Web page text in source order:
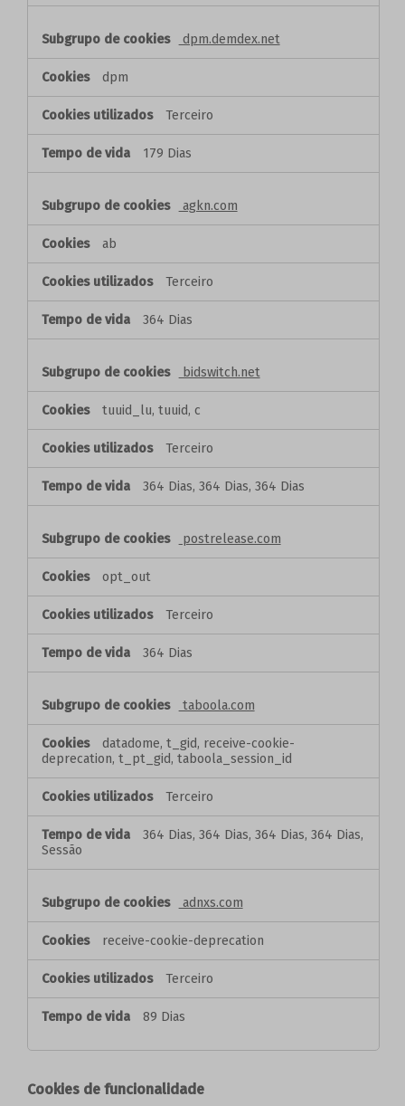
dpm.demdex.net
dpm
Terceiro
179 Dias
agkn.com
ab
Terceiro
364 Dias
bidswitch.net
tuuid_lu, tuuid, c
Terceiro
364 Dias, 364 Dias, 364 Dias
postrelease.com
opt_out
Terceiro
364 Dias
taboola.com
datadome, t_gid, receive-cookie-
deprecation, t_pt_gid, taboola_session_id
Terceiro
364 Dias, 364 Dias, 364 Dias, 364 Dias,
Sessão
adnxs.com
receive-cookie-deprecation
Terceiro
89 Dias
Cookies de funcionalidade